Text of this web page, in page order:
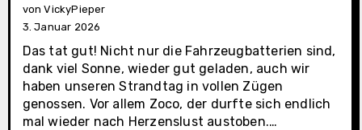
von VickyPieper
3. Januar 2026
Das tat gut! Nicht nur die Fahrzeugbatterien sind,
dank viel Sonne, wieder gut geladen, auch wir
haben unseren Strandtag in vollen Zügen
genossen. Vor allem Zoco, der durfte sich endlich
mal wieder nach Herzenslust austoben.…